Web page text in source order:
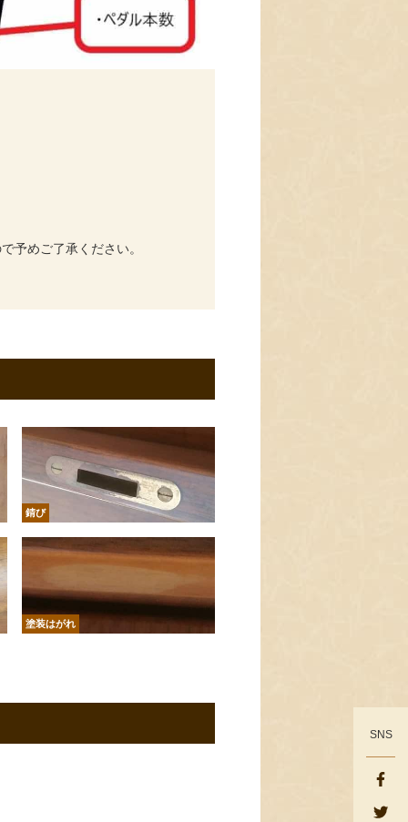
予めご了承ください。
錆び
塗装はがれ
SNS